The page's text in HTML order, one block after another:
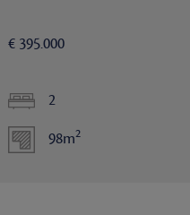
€ 395.000
2
98m2